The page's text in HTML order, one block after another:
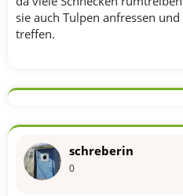
sie auch Tulpen anfressen
treffen.
schreberin
0